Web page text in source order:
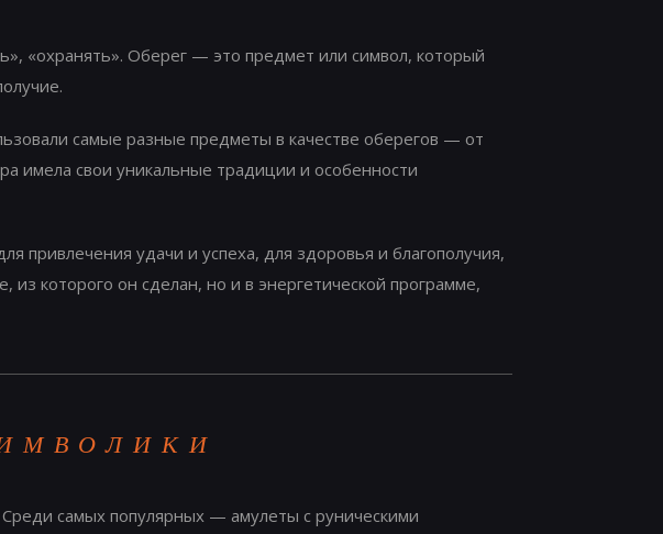
«охранять». Оберег — это предмет или символ, который
самые разные предметы в качестве оберегов — от
имела свои уникальные традиции и особенности
привлечения удачи и успеха, для здоровья и благополучия,
из которого он сделан, но и в энергетической программе,
самых популярных — амулеты с руническими